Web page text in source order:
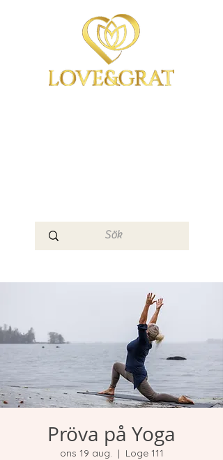
Pröva på Yoga
ons 19 aug.
  |
Loge 111